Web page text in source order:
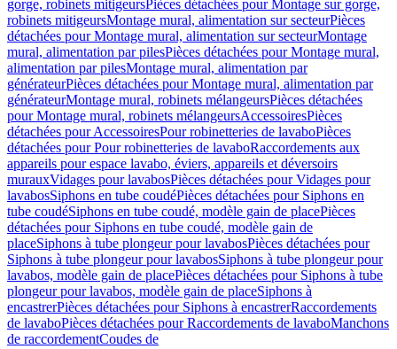
gorge, robinets mitigeursPièces détachées pour Montage sur gorge,
robinets mitigeursMontage mural, alimentation sur secteurPièces
détachées pour Montage mural, alimentation sur secteurMontage
mural, alimentation par pilesPièces détachées pour Montage mural,
alimentation par pilesMontage mural, alimentation par
générateurPièces détachées pour Montage mural, alimentation par
générateurMontage mural, robinets mélangeursPièces détachées
pour Montage mural, robinets mélangeursAccessoiresPièces
détachées pour AccessoiresPour robinetteries de lavaboPièces
détachées pour Pour robinetteries de lavaboRaccordements aux
appareils pour espace lavabo, éviers, appareils et déversoirs
murauxVidages pour lavabosPièces détachées pour Vidages pour
lavabosSiphons en tube coudéPièces détachées pour Siphons en
tube coudéSiphons en tube coudé, modèle gain de placePièces
détachées pour Siphons en tube coudé, modèle gain de
placeSiphons à tube plongeur pour lavabosPièces détachées pour
Siphons à tube plongeur pour lavabosSiphons à tube plongeur pour
lavabos, modèle gain de placePièces détachées pour Siphons à tube
plongeur pour lavabos, modèle gain de placeSiphons à
encastrerPièces détachées pour Siphons à encastrerRaccordements
de lavaboPièces détachées pour Raccordements de lavaboManchons
de raccordementCoudes de